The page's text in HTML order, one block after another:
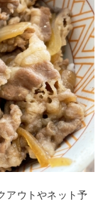
アウトやネット予